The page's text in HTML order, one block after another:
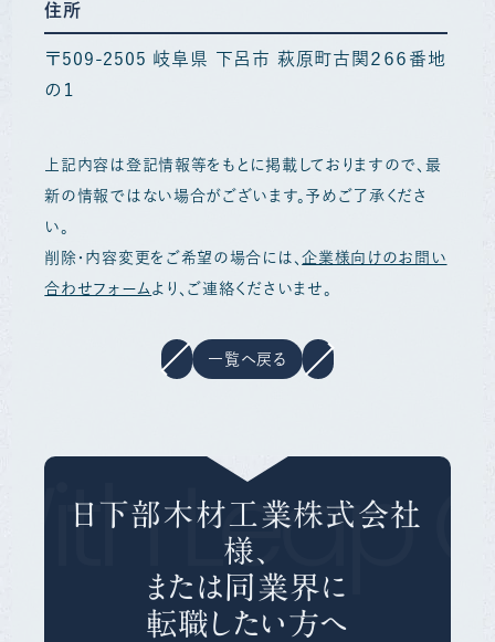
住所
〒509-2505 岐阜県 下呂市 萩原町古関２６６番地
の１
上記内容は登記情報等をもとに掲載しておりますので、最
新の情報ではない場合がございます。予めご了承くださ
い。
削除・内容変更をご希望の場合には、企業様向けのお問い
合わせフォーム より、ご連絡くださいませ。
一覧へ戻る
Leap
日下部木材工業株式会社
様、
または同業界に
転職したい方へ